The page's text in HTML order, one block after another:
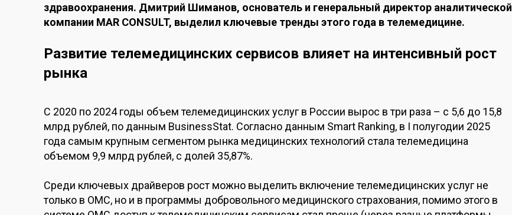
здравоохранения. Дмитрий Шиманов, основатель и генеральный директор аналитической
компании MAR CONSULT, выделил ключевые тренды этого года в телемедицине.
Развитие телемедицинских сервисов влияет на интенсивный рост
рынка
С 2020 по 2024 годы объем телемедицинских услуг в России вырос в три раза – с 5,6 до 15,8
млрд рублей, по данным BusinessStat. Согласно данным Smart Ranking, в I полугодии 2025
года самым крупным сегментом рынка медицинских технологий стала телемедицина
объемом 9,9 млрд рублей, с долей 35,87%.
Среди ключевых драйверов рост можно выделить включение телемедицинских услуг не
только в ОМС, но и в программы добровольного медицинского страхования, помимо этого в